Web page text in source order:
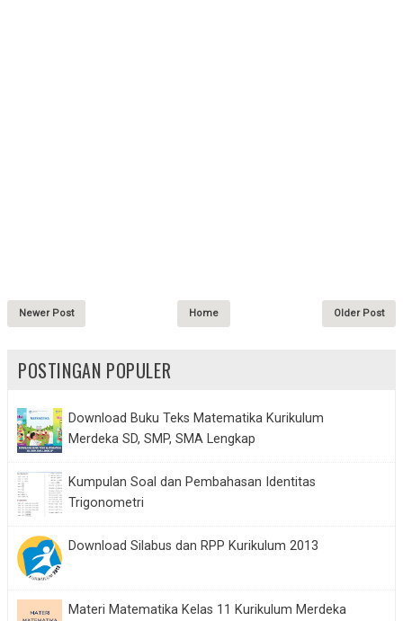
Newer Post Older Post
Home
POSTINGAN POPULER
Download Buku Teks Matematika Kurikulum
Merdeka SD, SMP, SMA Lengkap
Kumpulan Soal dan Pembahasan Identitas
Trigonometri
Download Silabus dan RPP Kurikulum 2013
Materi Matematika Kelas 11 Kurikulum Merdeka